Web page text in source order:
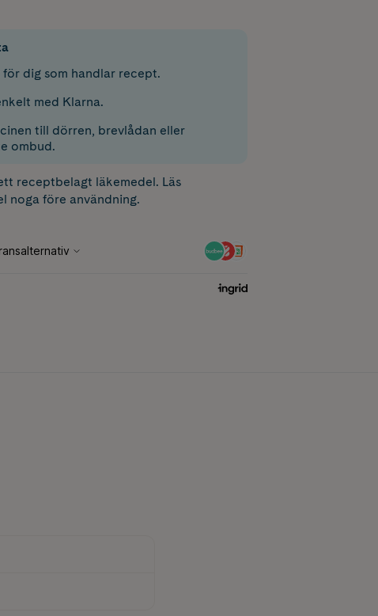
dig som handlar recept.
med Klarna.
till dörren, brevlådan eller
ombud.
receptbelagt läkemedel. Läs
noga före användning.